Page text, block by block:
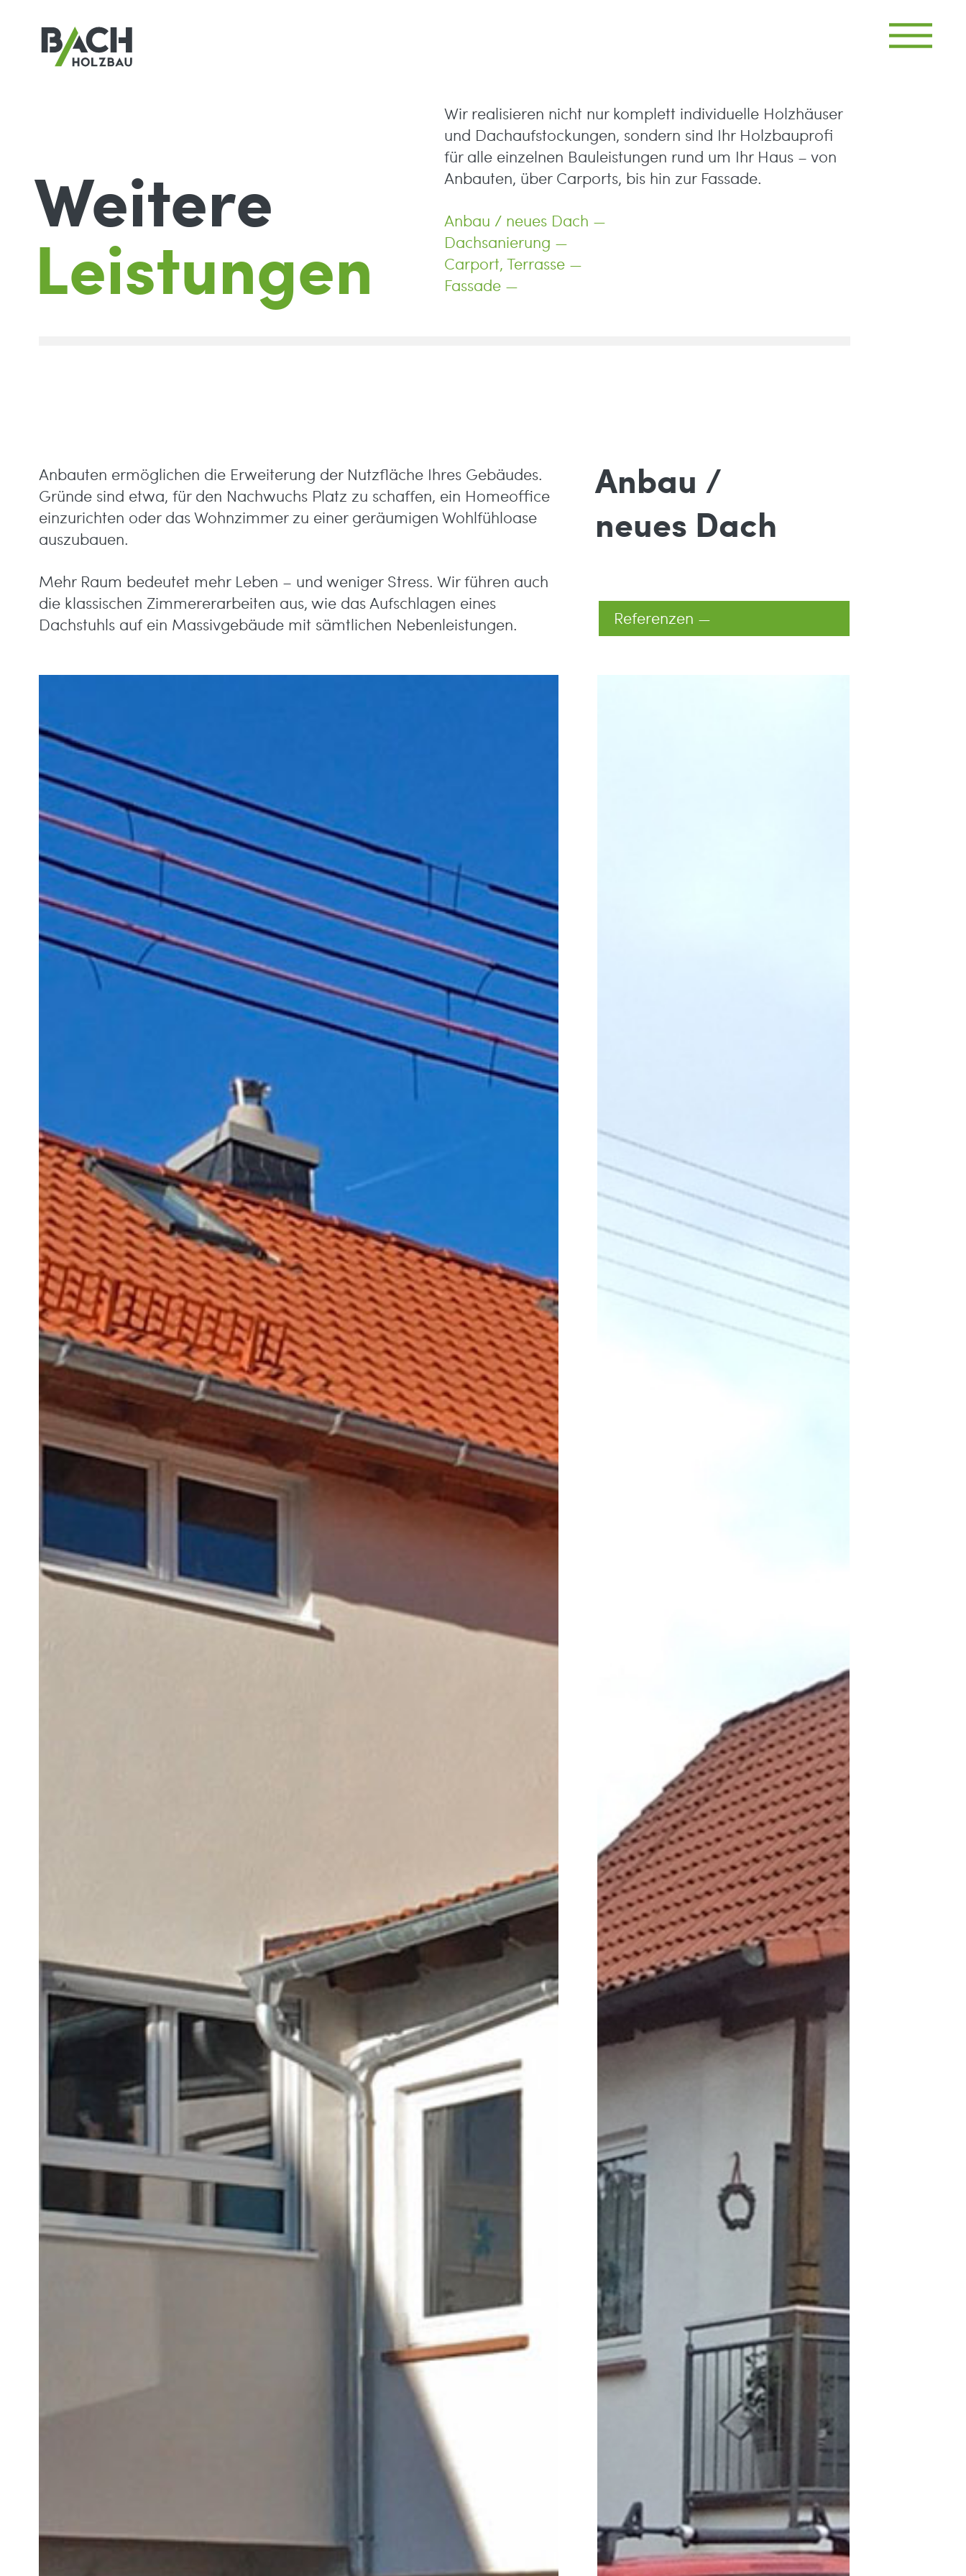
Weitere
Leistungen
Wir realisieren nicht nur komplett individuelle Holzhäuser
und Dachaufstockungen, sondern sind Ihr Holzbauprofi
für alle einzelnen Bauleistungen rund um Ihr Haus – von
Anbauten, über Carports, bis hin zur Fassade.
Anbau / neues Dach —
Dachsanierung —
Carport, Terrasse —
Fassade —
Anbauten ermöglichen die Erweiterung der Nutzfläche Ihres Gebäudes.
Gründe sind etwa, für den Nachwuchs Platz zu schaffen, ein Homeoffice
einzurichten oder das Wohnzimmer zu einer geräumigen Wohlfühloase
auszubauen.
Mehr Raum bedeutet mehr Leben – und weniger Stress. Wir führen auch
die klassischen Zimmererarbeiten aus, wie das Aufschlagen eines
Dachstuhls auf ein Massivgebäude mit sämtlichen Nebenleistungen.
Anbau /
neues Dach
Referenzen —